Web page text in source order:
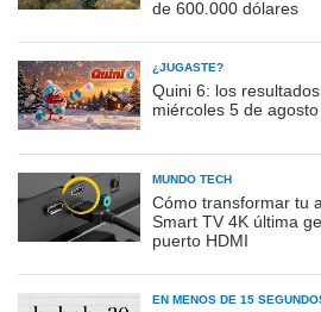
de 600.000 dólares
¿JUGASTE?
Quini 6: los
miércoles 5 de agosto
MUNDO TECH
Cómo transformar tu
Smart TV 4K última
puerto HDMI
EN MENOS DE 15